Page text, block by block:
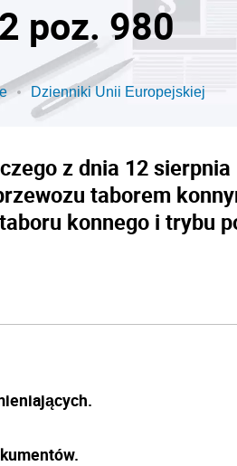
poz. 980
Dzienniki Unii Europejskiej
z dnia 12
taborem
konnego i trybu